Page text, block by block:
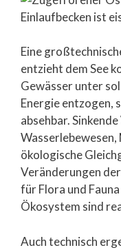
Eine
entzieht dem See
Gewässer unter
Energie entzogen,
absehbar.
ökologische
Veränderungen
für Flora und
Ökosystem sind
Auch technisch